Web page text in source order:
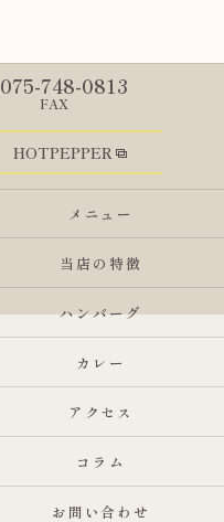
075-748-0813
FAX
HOTPEPPER
メニュー
当店の特徴
ハンバーグ
カレー
アクセス
コラム
お問い合わせ